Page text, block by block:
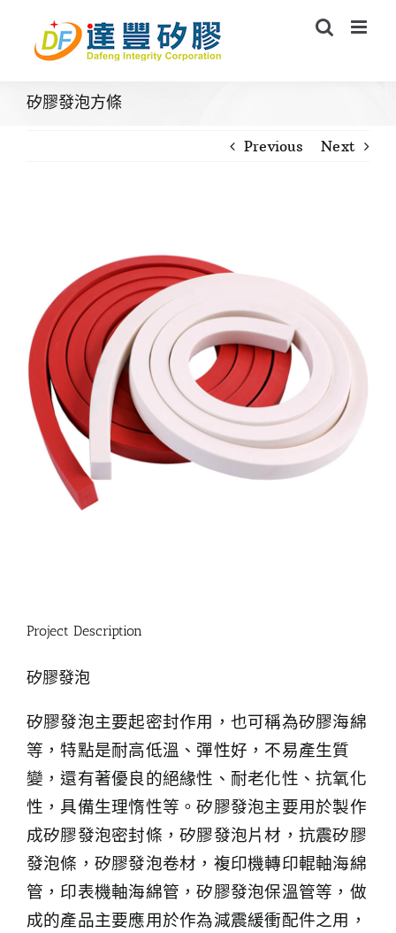
content
矽膠發泡方條
Previous Next
Project Description
矽膠發泡
矽膠發泡主要起密封作用，也可稱為矽膠海綿
等，特點是耐高低溫、彈性好，不易產生質
變，還有著優良的絕緣性、耐老化性、抗氧化
性，具備生理惰性等。矽膠發泡主要用於製作
成矽膠發泡密封條，矽膠發泡片材，抗震矽膠
發泡條，矽膠發泡卷材，複印機轉印輥軸海綿
管，印表機軸海綿管，矽膠發泡保溫管等，做
成的產品主要應用於作為減震緩衝配件之用，